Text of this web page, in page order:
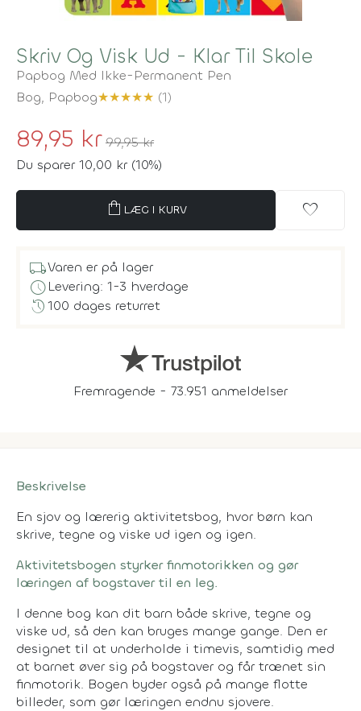
Skriv Og Visk Ud - Klar Til Skole
Papbog Med Ikke-Permanent Pen
Bog, Papbog★★★★★ (1)
89,95 kr 99,95 kr
Du sparer 10,00 kr (10%)
shopping_bag LÆG I KURV favorite
local_shippingVaren er på lager
scheduleLevering: 1-3 hverdage
history100 dages returret
Fremragende - 73.951 anmeldelser
Beskrivelse
En sjov og lærerig aktivitetsbog, hvor børn kan
skrive, tegne og viske ud igen og igen.
Aktivitetsbogen styrker finmotorikken og gør
læringen af bogstaver til en leg.
I denne bog kan dit barn både skrive, tegne og
viske ud, så den kan bruges mange gange. Den er
designet til at underholde i timevis, samtidig med
at barnet øver sig på bogstaver og får trænet sin
finmotorik. Bogen byder også på mange flotte
billeder, som gør læringen endnu sjovere.